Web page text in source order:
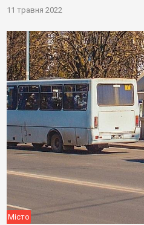
11 травня 2022
Місто